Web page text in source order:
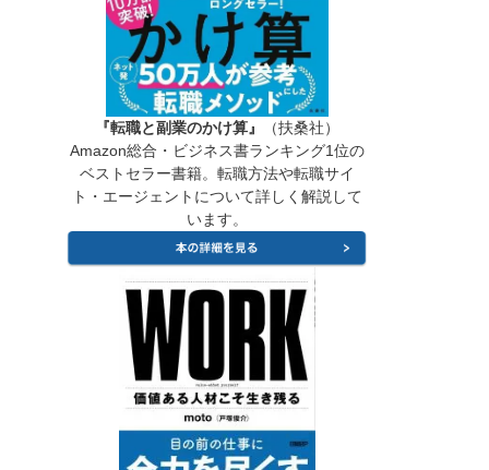
『転職と副業のかけ算』
（扶桑社）
Amazon総合・ビジネス書ランキング1位の
ベストセラー書籍。転職方法や転職サイ
ト・エージェントについて詳しく解説して
います。